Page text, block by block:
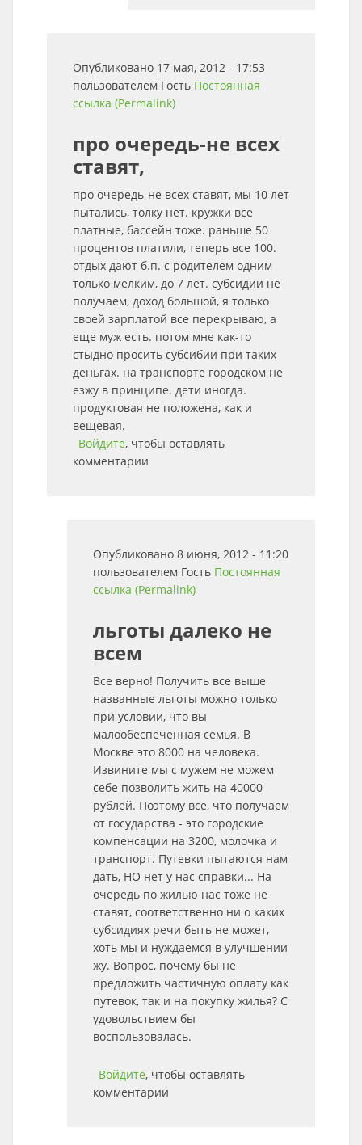
Опубликовано 17 мая, 2012 - 17:53
пользователем Гость Постоянная
ссылка (Permalink)
про очередь-не всех
ставят,
про очередь-не всех ставят, мы 10 лет
пытались, толку нет. кружки все
платные, бассейн тоже. раньше 50
процентов платили, теперь все 100.
отдых дают б.п. с родителем одним
только мелким, до 7 лет. субсидии не
получаем, доход большой, я только
своей зарплатой все перекрываю, а
еще муж есть. потом мне как-то
стыдно просить субсибии при таких
деньгах. на транспорте городском не
езжу в принципе. дети иногда.
продуктовая не положена, как и
вещевая.
Войдите, чтобы оставлять
комментарии
Опубликовано 8 июня, 2012 - 11:20
пользователем Гость Постоянная
ссылка (Permalink)
льготы далеко не
всем
Все верно! Получить все выше
названные льготы можно только
при условии, что вы
малообеспеченная семья. В
Москве это 8000 на человека.
Извините мы с мужем не можем
себе позволить жить на 40000
рублей. Поэтому все, что получаем
от государства - это городские
компенсации на 3200, молочка и
транспорт. Путевки пытаются нам
дать, НО нет у нас справки... На
очередь по жилью нас тоже не
ставят, соответственно ни о каких
субсидиях речи быть не может,
хоть мы и нуждаемся в улучшении
жу. Вопрос, почему бы не
предложить частичную оплату как
путевок, так и на покупку жилья? С
удовольствием бы
воспользовалась.
Войдите, чтобы оставлять
комментарии